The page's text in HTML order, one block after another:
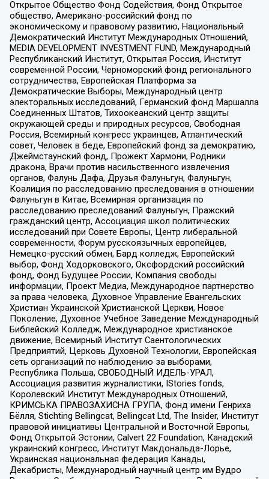
Открытое Общество Фонд Содействия, Фонд Открытое
общество, Американо-российский фонд по
экономическому и правовому развитию, Национальный
Демократический Институт Международных Отношений,
MEDIA DEVELOPMENT INVESTMENT FUND, Международный
Республиканский Институт, Открытая Россия, Институт
современной России, Черноморский фонд регионального
сотрудничества, Европейская Платформа за
Демократические Выборы, Международный центр
электоральных исследований, Германский фонд Маршалла
Соединенных Штатов, Тихоокеанский центр защиты
окружающей среды и природных ресурсов, Свободная
Россия, Всемирный конгресс украинцев, Атлантический
совет, Человек в беде, Европейский фонд за демократию,
Джеймстаунский фонд, Прожект Хармони, Родники
дракона, Врачи против насильственного извлечения
органов, Фалунь Дафа, Друзья Фалуньгун, Фалуньгун,
Коалиция по расследованию преследования в отношении
Фалуньгун в Китае, Всемирная организация по
расследованию преследований Фалуньгун, Пражский
гражданский центр, Ассоциация школ политических
исследований при Совете Европы, Центр либеральной
современности, Форум русскоязычных европейцев,
Немецко-русский обмен, Бард колледж, Европейский
выбор, Фонд Ходорковского, Оксфордский российский
фонд, Фонд Будущее России, Компания свободы
информации, Проект Медиа, Международное партнерство
за права человека, Духовное Управление Евангельских
Христиан Украинской Христианской Церкви, Новое
Поколение, Духовное Учебное Заведение Международный
Библейский Колледж, Международное христианское
движение, Всемирный Институт Саентологических
Предприятий, Церковь Духовной Технологии, Европейская
сеть организаций по наблюдению за выборами,
Республика Польша, СВОБОДНЫЙ ИДЕЛЬ-УРАЛ,
Ассоциация развития журналистики, IStories fonds,
Королевский Институт Международных Отношений,
КРИМСЬКА ПРАВОЗАХИСНА ГРУПА, Фонд имени Генриха
Бёлля, Stichting Bellingcat, Bellingcat Ltd, The Insider, Институт
правовой инициативы Центральной и Восточной Европы,
Фонд Открытой Эстонии, Calvert 22 Foundation, Канадский
украинский конгресс, Институт Макдональда-Лорье,
Украинская национальная федерация Канады,
Декабристы, Международный научный центр им Вудро